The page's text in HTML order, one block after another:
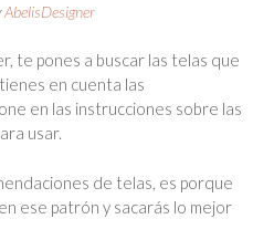
AbelisDesigner
te pones a buscar las telas que
en cuenta las
en las instrucciones sobre las
usar.
de telas, es porque
ese patrón y sacarás lo mejor